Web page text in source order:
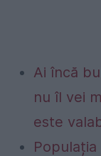
Ai încă
nu îl vei
este